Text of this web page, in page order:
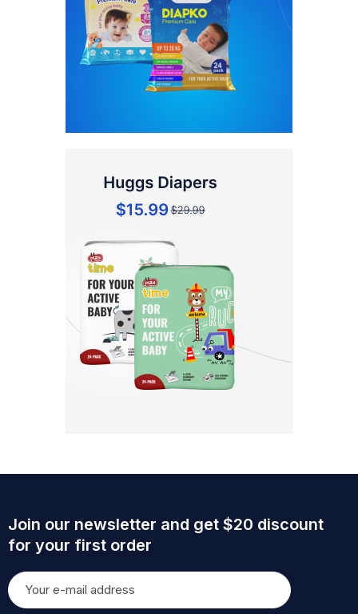
Join our newsletter and get $20 discount
for your first order